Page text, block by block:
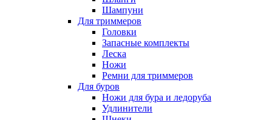
Шампуни
Для триммеров
Головки
Запасные комплекты
Леска
Ножи
Ремни для триммеров
Для буров
Ножи для бура и ледоруба
Удлинители